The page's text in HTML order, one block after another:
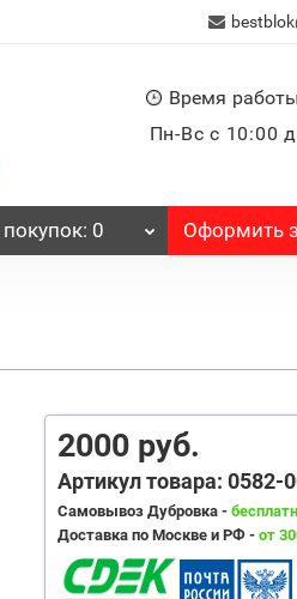
Время
Пн-Вс с 10:00
покупок: 0 Оформить
2000 руб.
Артикул товара: 0582-
Самовывоз Дубровка -
Доставка по Москве и РФ - от